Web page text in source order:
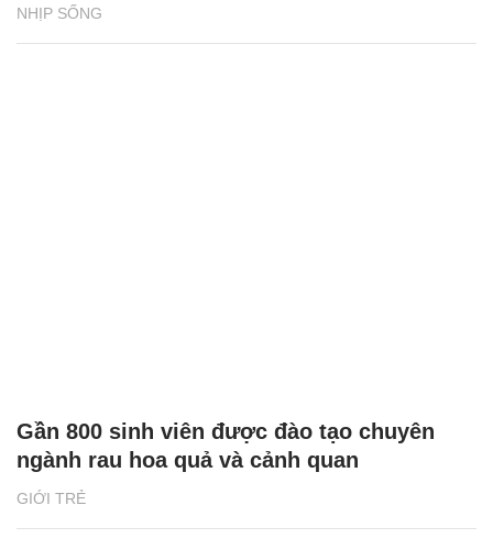
NHỊP SỐNG
GIỚI TRẺ
Gần 800 sinh viên được đào tạo chuyên
ngành rau hoa quả và cảnh quan